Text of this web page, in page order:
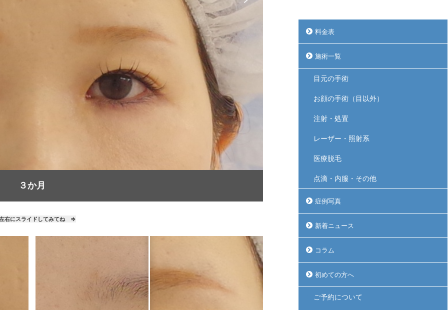
３か月
にスライドしてみてね ⇒
料金表
施術一覧
目元の手術
お顔の手術（目以外）
注射・処置
レーザー・照射系
医療脱毛
点滴・内服・その他
症例写真
新着ニュース
コラム
初めての方へ
ご予約について